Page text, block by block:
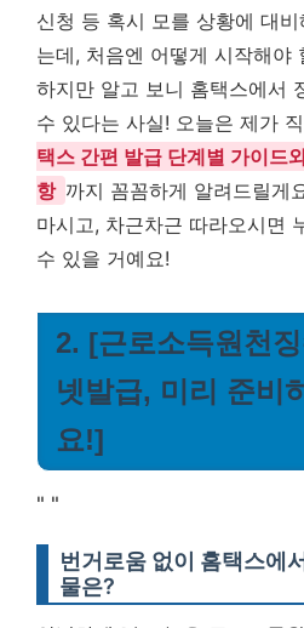
신청 등 혹시 모를 상황에 대
는데, 처음엔 어떻게 시작해야
하지만 알고 보니 홈택스에서
수 있다는 사실! 오늘은 제가
택스 간편 발급 단계별 가이드
항 까지 꼼꼼하게 알려드릴게
마시고, 차근차근 따라오시면
수 있을 거예요!
2. [근로소득원천
넷발급, 미리 준비
요!]
" "
번거로움 없이 홈택스에
물은?